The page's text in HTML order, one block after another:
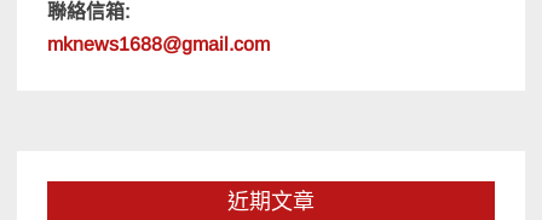
聯絡信箱:
mknews1688@gmail.com
近期文章